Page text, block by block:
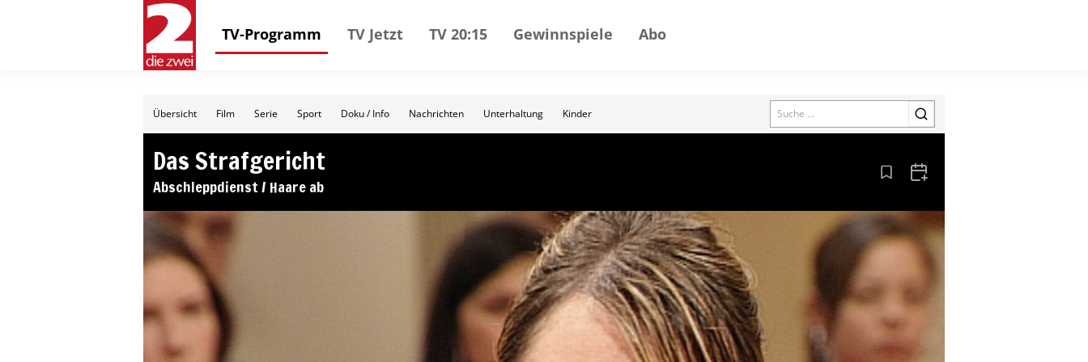
TV-Programm TV Jetzt TV 20:15 Gewinnspiele Abo
Übersicht Film Serie Sport Doku / Info Nachrichten Unterhaltung Kinder Search
Das Strafgericht
Abschleppdienst / Haare ab Aus den Lesezeichen entfernen
Zum Kalender hinzufügen